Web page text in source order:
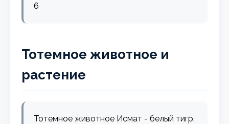
6
Тотемное животное и
растение
Тотемное животное Исмат - белый тигр.